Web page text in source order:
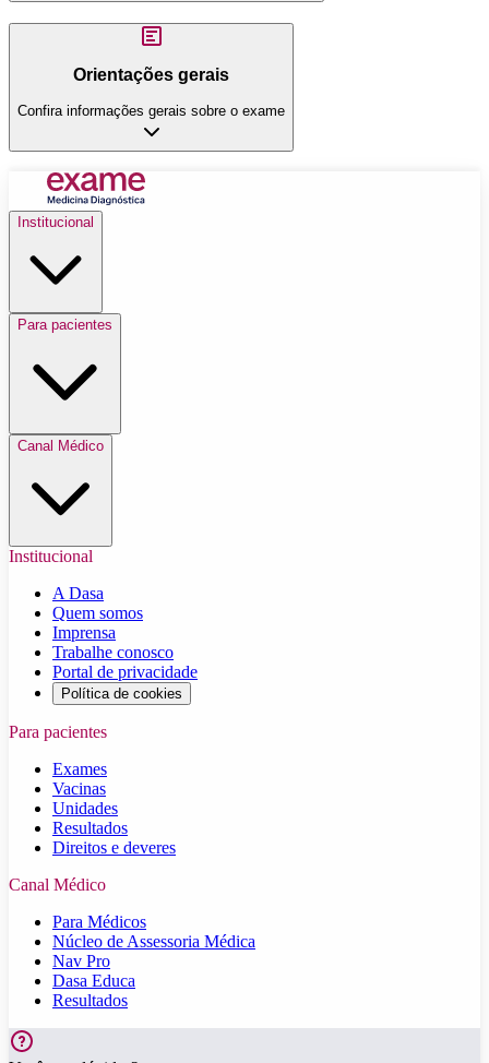
Orientações gerais
Confira informações gerais sobre o exame
Institucional
Para pacientes
Canal Médico
Institucional
A Dasa
Quem somos
Imprensa
Trabalhe conosco
Portal de privacidade
Política de cookies
Para pacientes
Exames
Vacinas
Unidades
Resultados
Direitos e deveres
Canal Médico
Para Médicos
Núcleo de Assessoria Médica
Nav Pro
Dasa Educa
Resultados